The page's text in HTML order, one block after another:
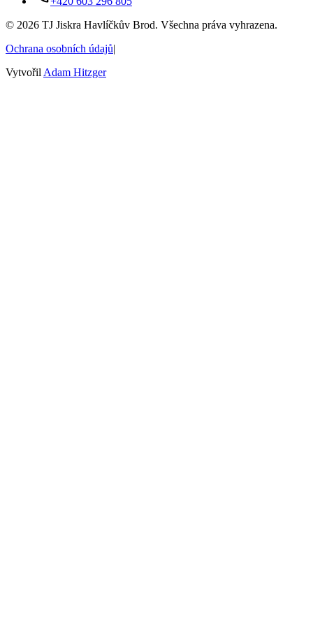
© 2026 TJ Jiskra Havlíčkův Brod. Všechna práva vyhrazena.
Ochrana osobních údajů|
Vytvořil Adam Hitzger